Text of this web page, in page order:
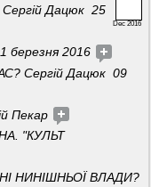
Dec 2016
Дацюк  25
березня 2016
Сергій Дацюк  09
Пекар
"КУЛЬТ
НИНІШНЬОЇ ВЛАДИ?